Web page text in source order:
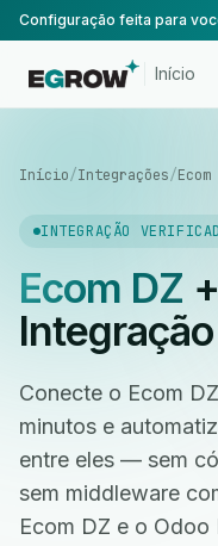
Início
Início/Integrações/Ecom
INTEGRAÇÃO
Ecom DZ +
Integração
Conecte o Ecom
minutos e
entre eles — sem
sem middleware
Ecom DZ e o